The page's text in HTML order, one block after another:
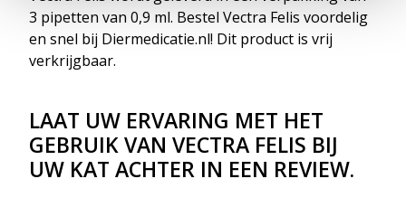
3 pipetten van 0,9 ml. Bestel Vectra Felis voordelig
en snel bij Diermedicatie.nl! Dit product is vrij
verkrijgbaar.
LAAT UW ERVARING MET HET
GEBRUIK VAN VECTRA FELIS BIJ
UW KAT ACHTER IN EEN REVIEW.